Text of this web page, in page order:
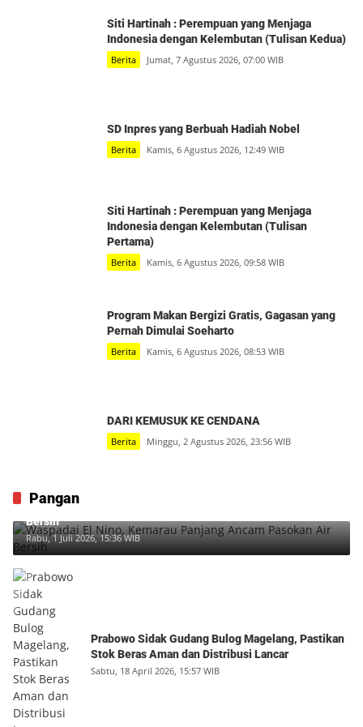
Siti Hartinah : Perempuan yang Menjaga
Indonesia dengan Kelembutan (Tulisan Kedua)
Berita Jumat, 7 Agustus 2026, 07:00 WIB
SD Inpres yang Berbuah Hadiah Nobel
Berita Kamis, 6 Agustus 2026, 12:49 WIB
Siti Hartinah : Perempuan yang Menjaga
Indonesia dengan Kelembutan (Tulisan
Pertama)
Berita Kamis, 6 Agustus 2026, 09:58 WIB
Program Makan Bergizi Gratis, Gagasan yang
Pernah Dimulai Soeharto
Berita Kamis, 6 Agustus 2026, 08:53 WIB
DARI KEMUSUK KE CENDANA
Berita Minggu, 2 Agustus 2026, 23:56 WIB
Pangan
Waspadai El Nino, Kemarau Panjang Ancam Pasokan Air
Bersih
Rabu, 1 Juli 2026, 15:36 WIB
Prabowo Sidak Gudang Bulog Magelang, Pastikan
Stok Beras Aman dan Distribusi Lancar
Sabtu, 18 April 2026, 15:57 WIB